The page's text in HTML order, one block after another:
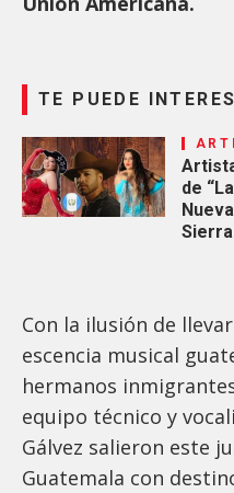
TE PUEDE
de
Sierra
Con la ilusión de
escencia musical
hermanos
equipo técnico y
Gálvez salieron este
Guatemala con